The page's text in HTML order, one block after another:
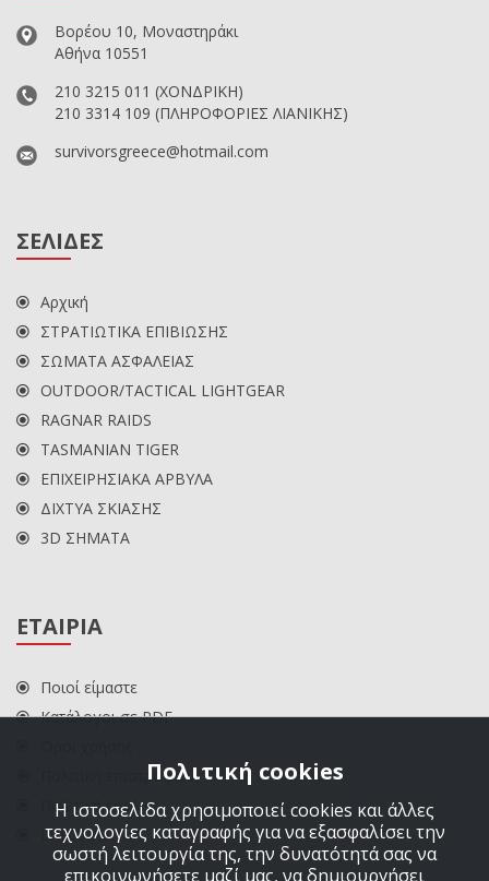
Βορέου 10, Μοναστηράκι
Αθήνα 10551
210 3215 011 (ΧΟΝΔΡΙΚΗ)
210 3314 109 (ΠΛΗΡΟΦΟΡΙΕΣ ΛΙΑΝΙΚΗΣ)
survivorsgreece@hotmail.com
ΣΕΛΙΔΕΣ
Αρχική
ΣΤΡΑΤΙΩΤΙΚΑ ΕΠΙΒΙΩΣΗΣ
ΣΩΜΑΤΑ ΑΣΦΑΛΕΙΑΣ
OUTDOOR/TACTICAL LIGHTGEAR
RAGNAR RAIDS
TASMANIAN TIGER
ΕΠΙΧΕΙΡΗΣΙΑΚΑ ΑΡΒΥΛΑ
ΔΙΧΤΥΑ ΣΚΙΑΣΗΣ
3D ΣΗΜΑΤΑ
ΕΤΑΙΡΙΑ
Ποιοί είμαστε
Κατάλογοι σε PDF
Πολιτική επιστροφών
Πολιτική cookies
ΕΠΙΚΟΙΝΩΝΙΑ
Πολιτική cookies
Η ιστοσελίδα χρησιμοποιεί cookies και άλλες
τεχνολογίες καταγραφής για να εξασφαλίσει την
σωστή λειτουργία της, την δυνατότητά σας να
επικοινωνήσετε μαζί μας, να δημιουργήσει